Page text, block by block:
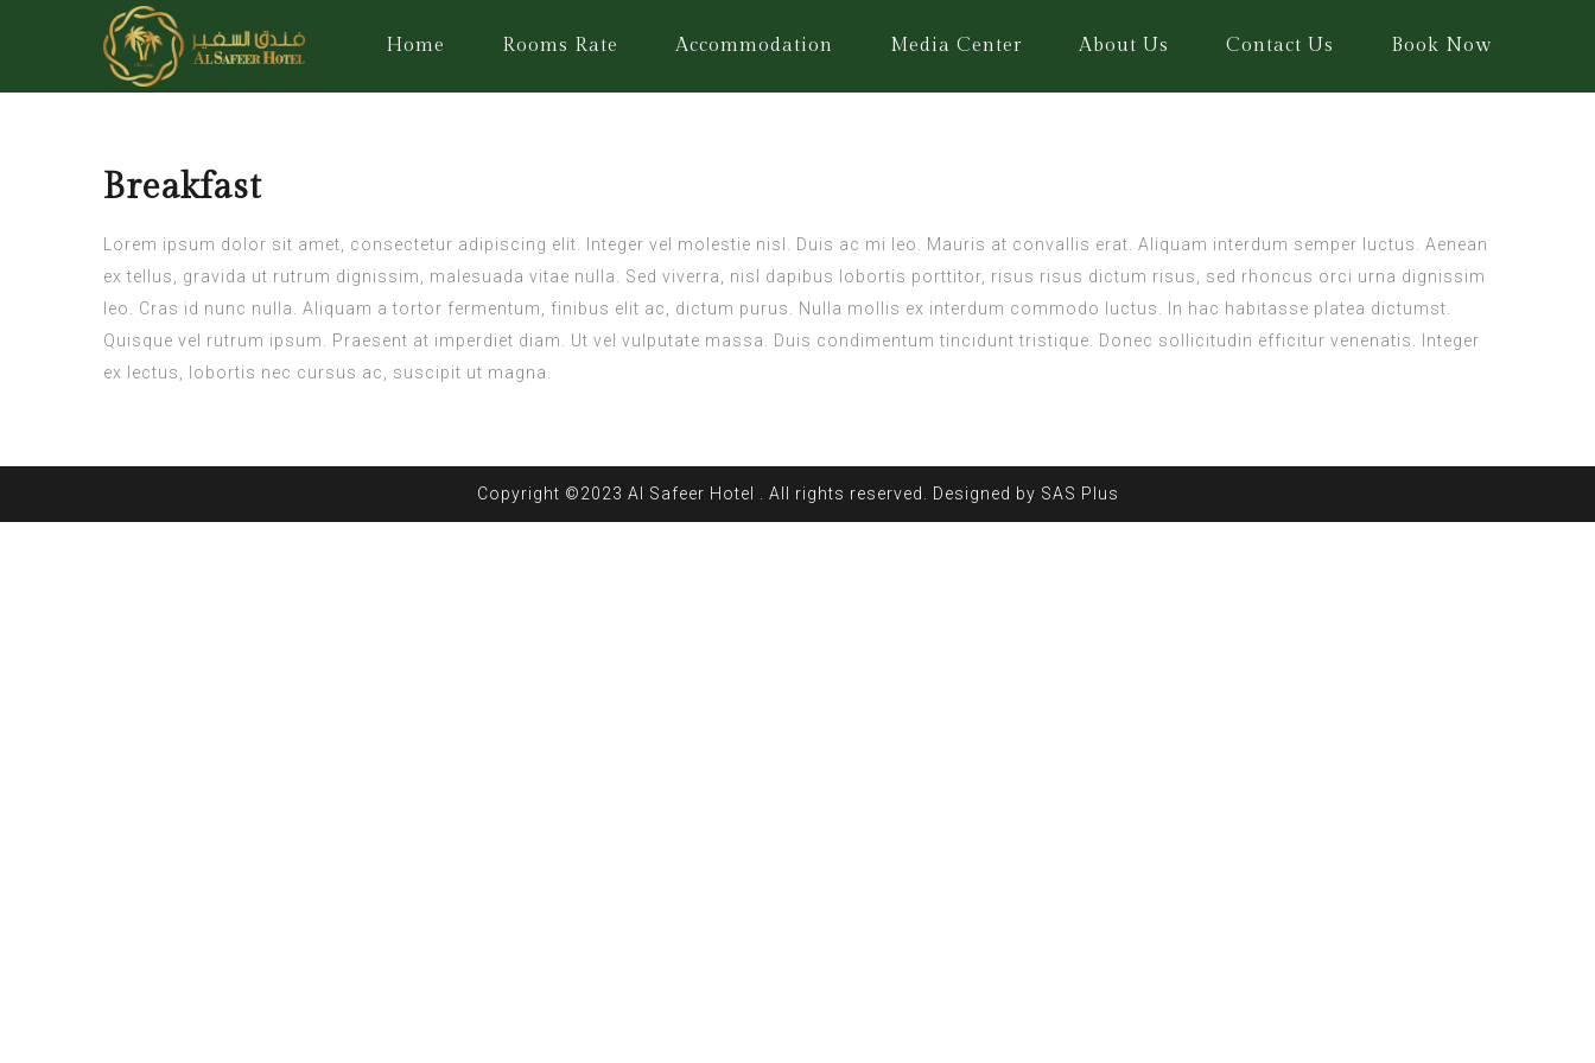
Home Rooms Rate Accommodation Media Center About Us Contact Us Book Now
Breakfast
Lorem ipsum dolor sit amet, consectetur adipiscing elit. Integer vel molestie nisl. Duis ac mi leo. Mauris at convallis erat. Aliquam interdum semper luctus. Aenean
ex tellus, gravida ut rutrum dignissim, malesuada vitae nulla. Sed viverra, nisl dapibus lobortis porttitor, risus risus dictum risus, sed rhoncus orci urna dignissim
leo. Cras id nunc nulla. Aliquam a tortor fermentum, finibus elit ac, dictum purus. Nulla mollis ex interdum commodo luctus. In hac habitasse platea dictumst.
Quisque vel rutrum ipsum. Praesent at imperdiet diam. Ut vel vulputate massa. Duis condimentum tincidunt tristique. Donec sollicitudin efficitur venenatis. Integer
ex lectus, lobortis nec cursus ac, suscipit ut magna.
Copyright ©2023 Al Safeer Hotel . All rights reserved. Designed by SAS Plus